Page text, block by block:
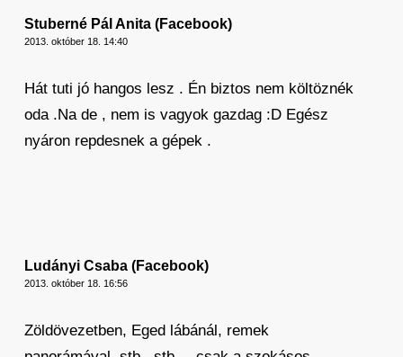
Stuberné Pál Anita (Facebook)
2013. október 18. 14:40
Hát tuti jó hangos lesz . Én biztos nem költöznék
oda .Na de , nem is vagyok gazdag :D Egész
nyáron repdesnek a gépek .
Ludányi Csaba (Facebook)
2013. október 18. 16:56
Zöldövezetben, Eged lábánál, remek